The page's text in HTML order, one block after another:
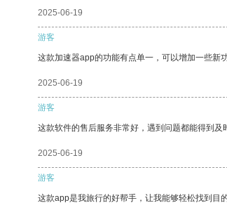
2025-06-19
游客
这款加速器app的功能有点单一，可以增加一些新
2025-06-19
游客
这款软件的售后服务非常好，遇到问题都能得到及
2025-06-19
游客
这款app是我旅行的好帮手，让我能够轻松找到目